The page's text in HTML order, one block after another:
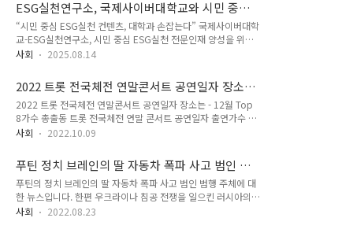
협약은 중소기업이 참여하는 최초의 ESG실천인증 사례로, 에스
유 코리아는 ESG 경영을 통해 환경 · 사회 · 윤리적 책임을 강
화하고 기업의 지속가능한 성장을 도모한다. 연구소는 이에 대해
ESG 교육 · 컨설팅 · 인 증 · 모니터링을 지원하며, 나아가 중
유코리아는 ‘ 남해진인 더 진한 육수’ 브랜드를 통해 평소 부터 ..
ESG실천연구소, 국제사이버대학교와 시민 중심
ESG실천 전문인재 양성을 위한 위탁교육 협약
체결
“시민 중심 ESG실천 컨텐츠, 대학과 손잡는다” 국제사이버대학
교-ESG실천연구소, 시민 중심 ESG실천 전문인재 양성을 위한
위탁교육 협약 체결 국제사이버대학교(총장 홍승정)와 ESG실천
관에서 ESG 실천교육 확대 및 산업체 맞춤형 위탁교육 운영을
위한 업무협약(MOU)을 체결했다. 이번 협약은 산업 현장에서의
ESG 역량 강화와 지속가능한 교육 모델 구현이라는 시대적 흐
름에 맞춰, 산업체 임직원을 대상으로 한 원격 위탁교육 전형을
정식 도입하고, ESG 민간자격증 콘텐츠 운영 및 개발을 공동 추
학사체계를 통해 사회 각계 각층의 시민들이 전문 역량을 체계적
으로 높일 수 있도록..
사회 2025.08.14
2022 트롯 전국체전 연말콘서트 공연일자 장소는
-12월 Top8가수 총출동
2022 트롯 전국체전 연말콘서트 공연일자 장소는 - 12월 Top
8가수 총출동 트롯 전국체전 연말 콘서트 공연일자 출연가수 장
소에 대한 정보입니다. 이 정보는 기밀이 아닙니다. 널리 널리 퍼
시나요? 어찌 그들을 잊을 수 있냐고요? KBS 2TV의 트로트 오
디션 프로그램 트롯 전국 체전은 지난 2020년 12월 5일 ~
2021년 2월 20일까지 KBS 2 방송채널에서 매주 토요일 밤 10
시 30분에 방송되었습니다. 방송이 끝난지 1년 반도 더 지났으
니 잊을 법도 하다지만 전혀 그렇지 않다는 것을 지난 10월 8일
사회 2022.10.09
푸틴 정치 브레인의 딸 자동차 폭파 사고 범인 범
행 주체는
푸틴의 정치 브레인의 딸 자동차 폭파 사고 범인 범행 주체에 대
한 뉴스입니다. 한편 우크라이나 침공 전쟁을 일으킨 러시아의
괴물 대통령, 푸틴의 정치적 스승이자 외교 브레인 역할을 해 온
사회 2022.08.23